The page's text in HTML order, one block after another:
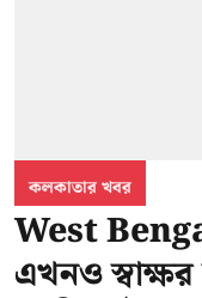
কলকাতার খবর
West
এখনও স্বাক্ষর